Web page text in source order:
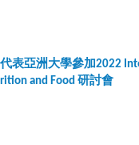
表亞洲大學參加2022
and Food 研討會